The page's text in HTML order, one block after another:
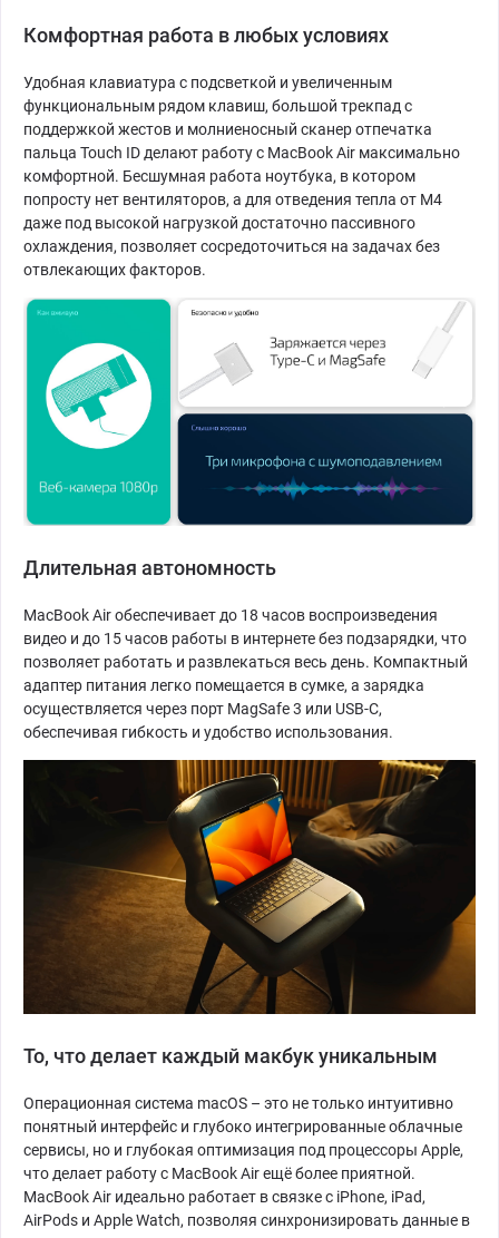
Комфортная работа в любых условиях
Удобная клавиатура с подсветкой и увеличенным
функциональным рядом клавиш, большой трекпад с
поддержкой жестов и молниеносный сканер отпечатка
пальца Touch ID делают работу с MacBook Air максимально
комфортной. Бесшумная работа ноутбука, в котором
попросту нет вентиляторов, а для отведения тепла от M4
даже под высокой нагрузкой достаточно пассивного
охлаждения, позволяет сосредоточиться на задачах без
отвлекающих факторов.
Длительная автономность
MacBook Air обеспечивает до 18 часов воспроизведения
видео и до 15 часов работы в интернете без подзарядки, что
позволяет работать и развлекаться весь день. Компактный
адаптер питания легко помещается в сумке, а зарядка
осуществляется через порт MagSafe 3 или USB-C,
обеспечивая гибкость и удобство использования.
То, что делает каждый макбук уникальным
Операционная система macOS – это не только интуитивно
понятный интерфейс и глубоко интегрированные облачные
сервисы, но и глубокая оптимизация под процессоры Apple,
что делает работу с MacBook Air ещё более приятной.
MacBook Air идеально работает в связке с iPhone, iPad,
AirPods и Apple Watch, позволяя синхронизировать данные в